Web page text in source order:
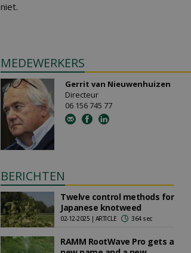
niet.
MEDEWERKERS
Gerrit van Nieuwenhuizen
Directeur
06 156 745 77
BERICHTEN
Twelve control methods for
Japanese knotweed
02-12-2025 | ARTICLE 364 sec
RAMM RootWave Pro gets a